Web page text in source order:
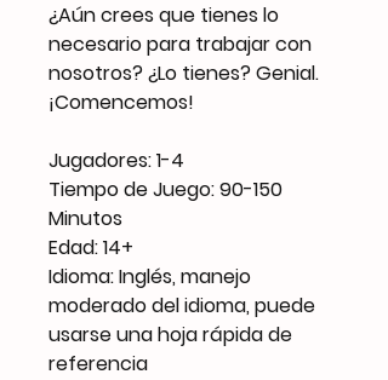
¿Aún crees que tienes lo
necesario para trabajar con
nosotros? ¿Lo tienes? Genial.
¡Comencemos!
Jugadores: 1-4
Tiempo de Juego: 90-150
Minutos
Edad: 14+
Idioma: Inglés, manejo
moderado del idioma, puede
usarse una hoja rápida de
referencia